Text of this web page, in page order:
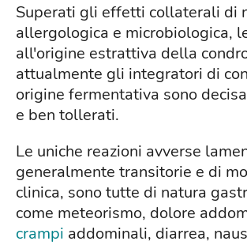
Superati gli effetti collaterali di
allergologica e microbiologica,
all'origine estrattiva della
attualmente gli integratori di
origine fermentativa sono
e ben tollerati.
Le uniche reazioni avverse
generalmente transitorie e di
clinica, sono tutte di natura
come meteorismo, dolore
crampi addominali, diarrea,